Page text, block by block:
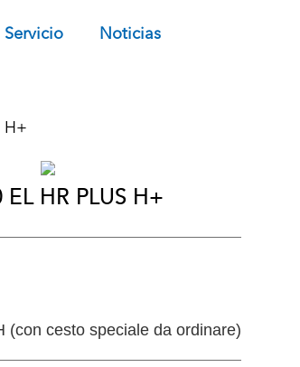
Servicio Noticias
H+
EL HR PLUS H+
(con cesto speciale da ordinare)